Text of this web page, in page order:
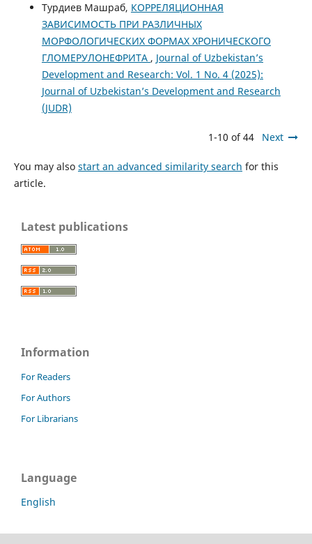
Турдиев Машраб, КОРРЕЛЯЦИОННАЯ
ЗАВИСИМОСТЬ ПРИ РАЗЛИЧНЫХ
МОРФОЛОГИЧЕСКИХ ФОРМАХ ХРОНИЧЕСКОГО
ГЛОМЕРУЛОНЕФРИТА , Journal of Uzbekistan’s
Development and Research: Vol. 1 No. 4 (2025):
Journal of Uzbekistan’s Development and Research
(JUDR)
1-10 of 44 Next
You may also start an advanced similarity search for this
article.
Latest publications
Information
For Readers
For Authors
For Librarians
Language
English